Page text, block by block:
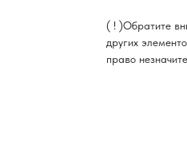
( ! )Обратите
других
право